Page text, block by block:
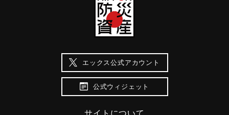
エックス公式アカウント
公式ウィジェット
サイトについて